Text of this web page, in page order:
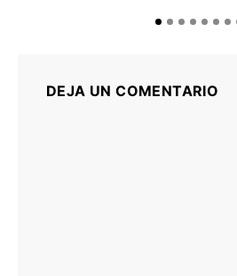
DEJA UN COMENTARIO